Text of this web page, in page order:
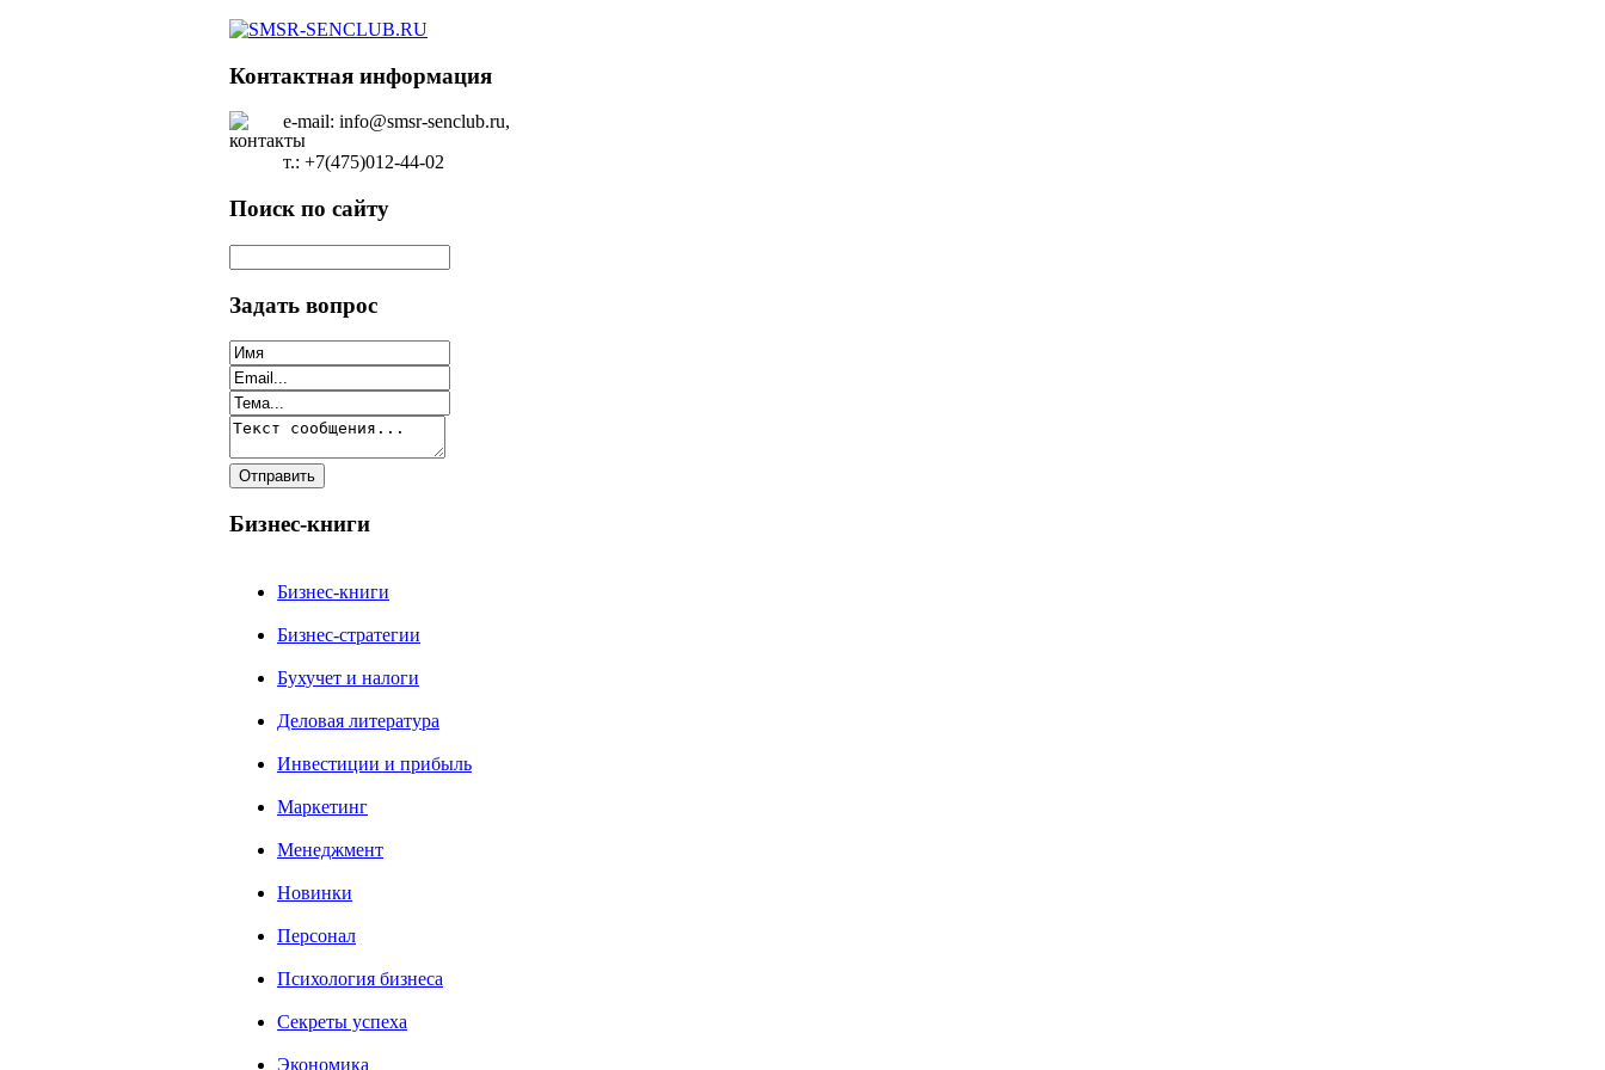
Контактная информация
e-mail: info@smsr-senclub.ru,
т.: +7(475)012-44-02
Поиск по сайту
Задать вопрос
Бизнес-книги
Бизнес-книги
Бизнес-стратегии
Бухучет и налоги
Деловая литература
Инвестиции и прибыль
Маркетинг
Менеджмент
Новинки
Персонал
Психология бизнеса
Секреты успеха
Экономика